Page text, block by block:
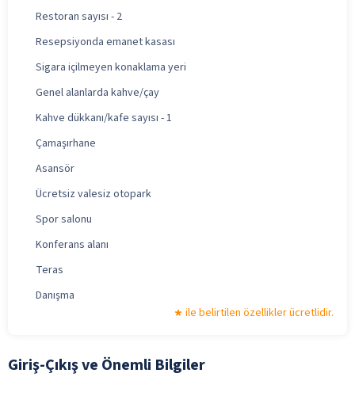
Restoran sayısı - 2
Resepsiyonda emanet kasası
Sigara içilmeyen konaklama yeri
Genel alanlarda kahve/çay
Kahve dükkanı/kafe sayısı - 1
Çamaşırhane
Asansör
Ücretsiz valesiz otopark
Spor salonu
Konferans alanı
Teras
Danışma
ile belirtilen özellikler ücretlidir.
Giriş-Çıkış ve Önemli Bilgiler